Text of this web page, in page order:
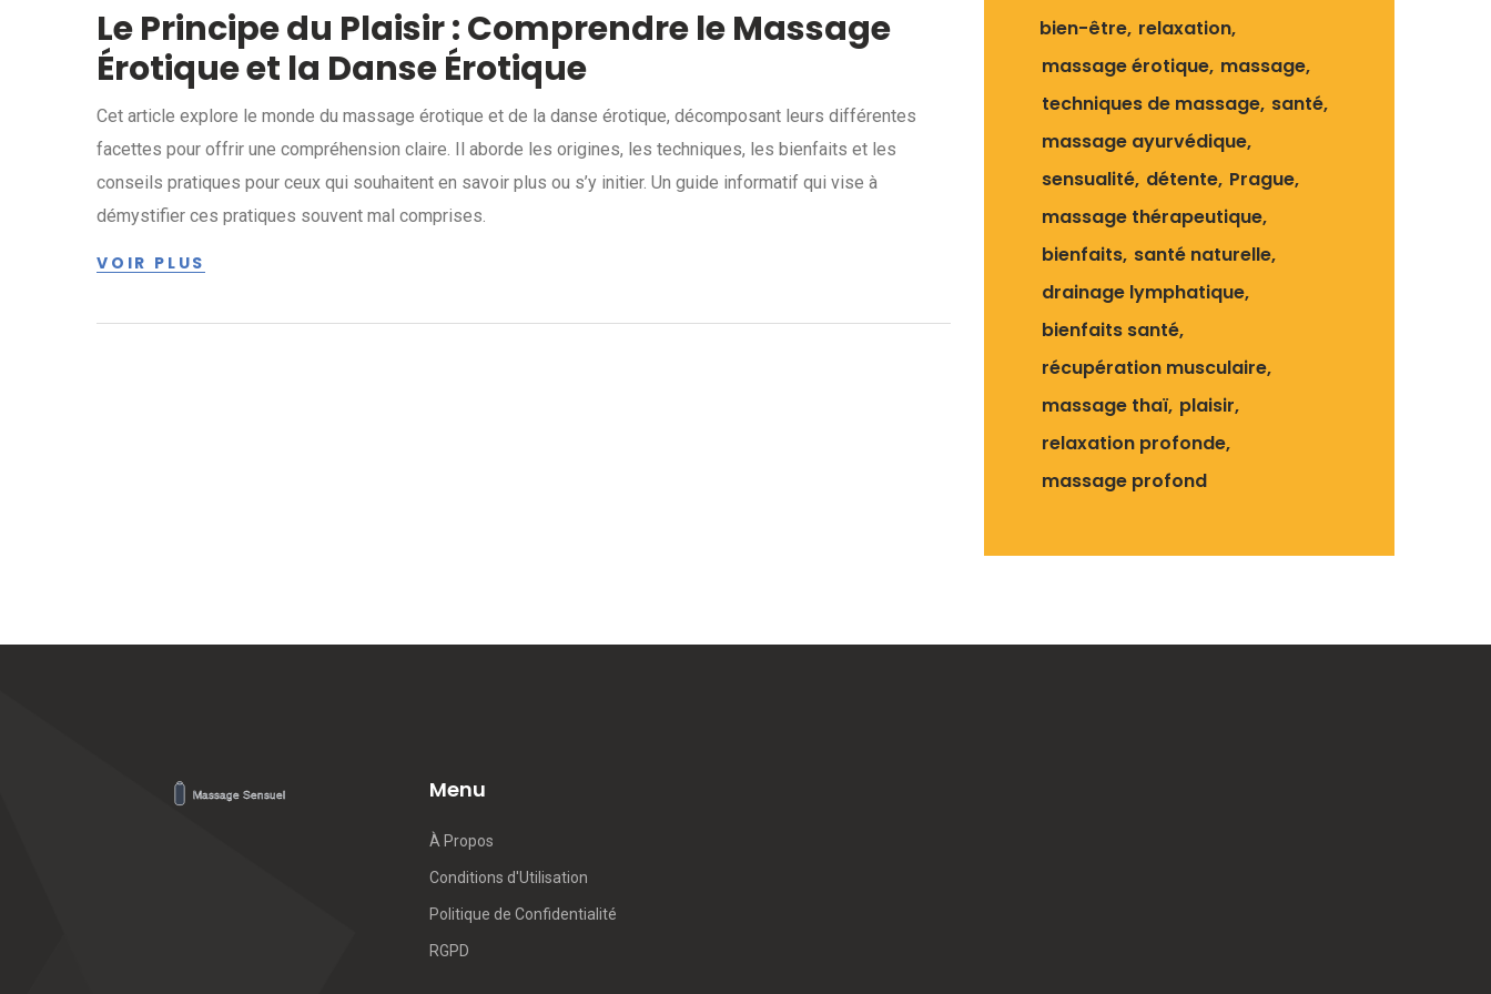
Le Principe du Plaisir : Comprendre le Massage
Érotique et la Danse Érotique
Cet article explore le monde du massage érotique et de la danse érotique, décomposant leurs différentes
facettes pour offrir une compréhension claire. Il aborde les origines, les techniques, les bienfaits et les
conseils pratiques pour ceux qui souhaitent en savoir plus ou s’y initier. Un guide informatif qui vise à
démystifier ces pratiques souvent mal comprises.
VOIR PLUS
bien-être relaxation
massage érotique massage
techniques de massage santé
massage ayurvédique
sensualité détente Prague
massage thérapeutique
bienfaits santé naturelle
drainage lymphatique
bienfaits santé
récupération musculaire
massage thaï plaisir
relaxation profonde
massage profond
Menu
À Propos
Conditions d'Utilisation
Politique de Confidentialité
RGPD